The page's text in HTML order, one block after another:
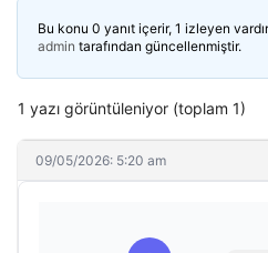
Bu konu 0 yanıt içerir, 1 izleyen
admin tarafından güncellenmiştir.
1 yazı görüntüleniyor (toplam 1)
09/05/2026: 5:20 am